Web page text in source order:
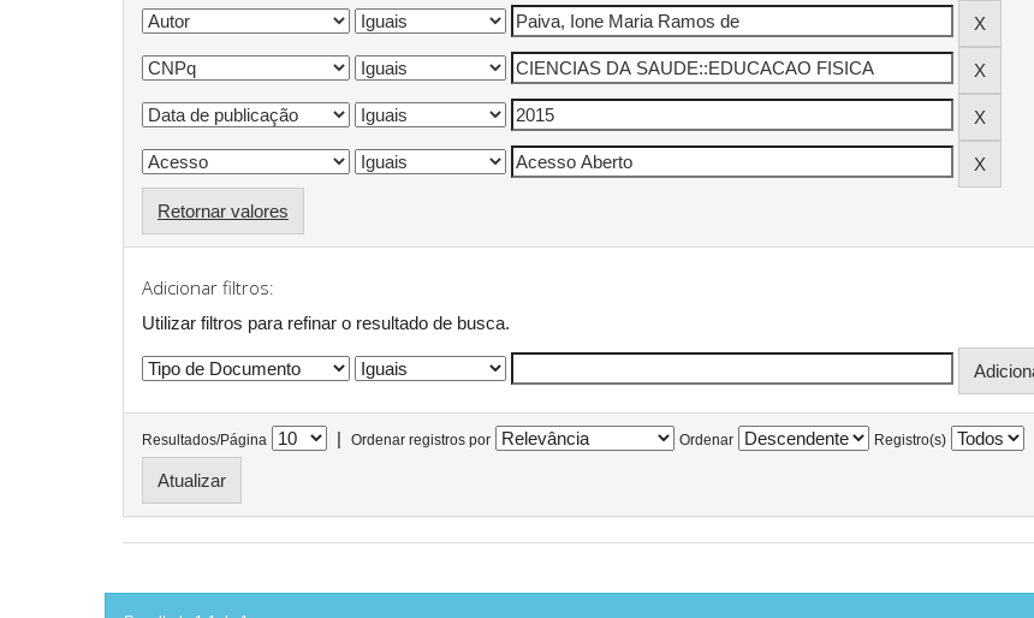
Retornar valores
Adicionar filtros:
Utilizar filtros para refinar o resultado de busca.
Resultados/Página | Ordenar registros por Ordenar Registro(s)